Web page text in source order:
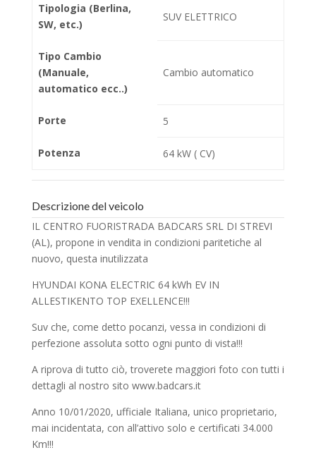
Tipologia (Berlina,
SW, etc.)
SUV ELETTRICO
Tipo Cambio
(Manuale,
automatico ecc..)
Cambio automatico
Porte 5
Potenza 64 kW ( CV)
Descrizione del veicolo
IL CENTRO FUORISTRADA BADCARS SRL DI STREVI
(AL), propone in vendita in condizioni paritetiche al
nuovo, questa inutilizzata
HYUNDAI KONA ELECTRIC 64 kWh EV IN
ALLESTIKENTO TOP EXELLENCE!!!
Suv che, come detto pocanzi, vessa in condizioni di
perfezione assoluta sotto ogni punto di vista!!!
A riprova di tutto ciò, troverete maggiori foto con tutti i
dettagli al nostro sito www.badcars.it
Anno 10/01/2020, ufficiale Italiana, unico proprietario,
mai incidentata, con all’attivo solo e certificati 34.000
Km!!!